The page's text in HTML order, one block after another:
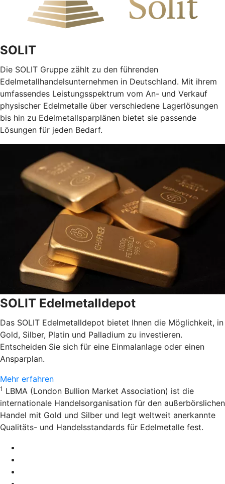
SOLIT
Die SOLIT Gruppe zählt zu den führenden
Edelmetallhandelsunternehmen in Deutschland. Mit ihrem
umfassendes Leistungsspektrum vom An- und Verkauf
physischer Edelmetalle über verschiedene Lagerlösungen
bis hin zu Edelmetallsparplänen bietet sie passende
Lösungen für jeden Bedarf.
SOLIT Edelmetalldepot
Das SOLIT Edelmetalldepot bietet Ihnen die Möglichkeit, in
Gold, Silber, Platin und Palladium zu investieren.
Entscheiden Sie sich für eine Einmalanlage oder einen
Ansparplan.
Mehr erfahren
1 LBMA (London Bullion Market Association) ist die
internationale Handelsorganisation für den außerbörslichen
Handel mit Gold und Silber und legt weltweit anerkannte
Qualitäts- und Handelsstandards für Edelmetalle fest.